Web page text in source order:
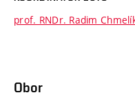
prof. RNDr. Radim
Obor